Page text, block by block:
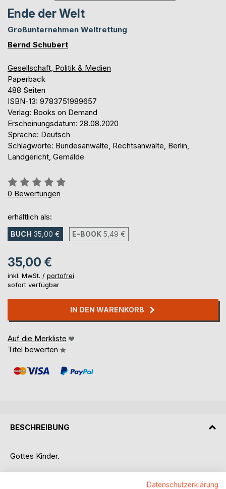
Ende der Welt
Großunternehmen Weltrettung
Bernd Schubert
Gesellschaft, Politik & Medien
Paperback
488 Seiten
ISBN-13: 9783751989657
Verlag: Books on Demand
Erscheinungsdatum: 28.08.2020
Sprache: Deutsch
Schlagworte: Bundesanwälte, Rechtsanwälte, Berlin,
Landgericht, Gemälde
Bewertung::
0%
0 Bewertungen
erhältlich als:
BUCH 35,00 € E-BOOK 5,49 €
35,00 €
inkl. MwSt. / portofrei
sofort verfügbar
IN DEN WARENKORB
Auf die Merkliste
Titel bewerten
BESCHREIBUNG
Gottes Kinder.
Datenschutzerklärung